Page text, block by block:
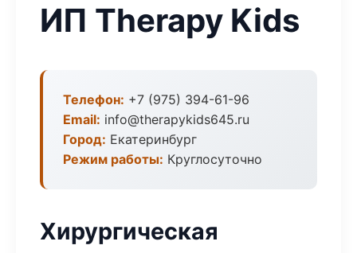
ИП Therapy Kids
Телефон: +7 (975) 394-61-96
Email: info@therapykids645.ru
Город: Екатеринбург
Режим работы: Круглосуточно
Хирургическая